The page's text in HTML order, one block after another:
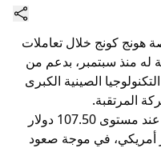
هونج كونج خلال تعاملات
له منذ سبتمبر، بدعم من
الصينية الكبرى
المرتقبة.
وأغلق السهم مرتفعًا بنسبة 12.21% عند مستوى 107.50 دولار
ما يعادل نحو 13.71 دولار أمريكي، في موجة صعود